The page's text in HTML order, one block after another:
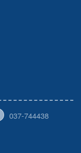
037-744438